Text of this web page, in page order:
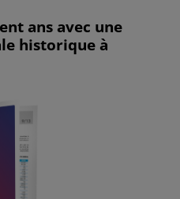
ans avec une
historique à